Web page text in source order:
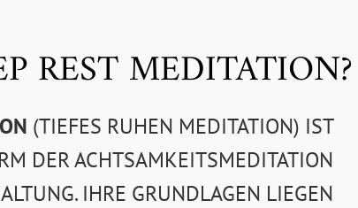
REST MEDITATION?
(TIEFES RUHEN MEDITATION) IST
DER ACHTSAMKEITSMEDITATION
IHRE GRUNDLAGEN LIEGEN